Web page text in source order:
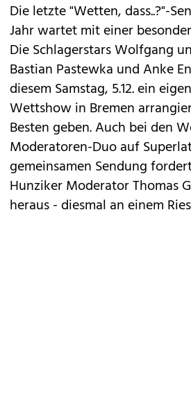
Die letzte "Wetten, dass..?"-
Jahr wartet mit einer
Die Schlagerstars Wolfgang
Bastian Pastewka und Anke
diesem Samstag, 5.12. ein
Wettshow in Bremen
Besten geben. Auch bei den
Moderatoren-Duo auf
gemeinsamen Sendung
Hunziker Moderator Thomas
heraus - diesmal an einem